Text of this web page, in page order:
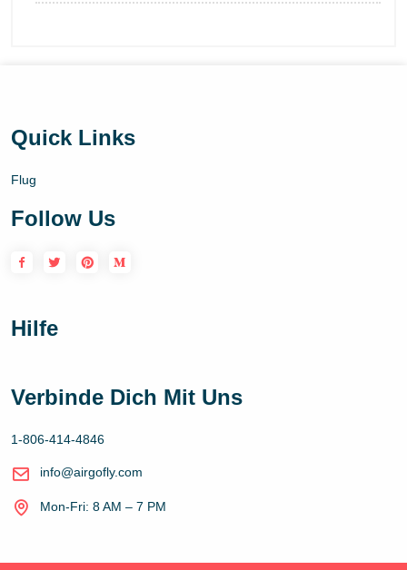
Quick Links
Flug
Follow Us
Hilfe
Verbinde Dich Mit Uns
1-806-414-4846
info@airgofly.com
Mon-Fri: 8 AM – 7 PM